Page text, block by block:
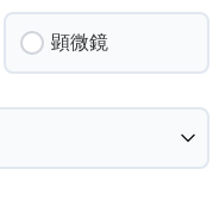
顕微鏡